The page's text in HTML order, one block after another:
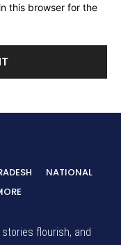
this browser for the
NATIONAL
flourish, and